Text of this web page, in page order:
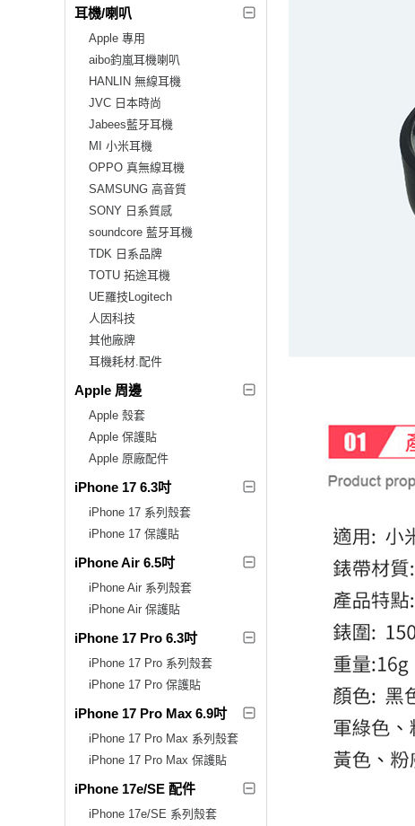
耳機/喇叭
Apple 專用
aibo鈞嵐耳機喇叭
HANLIN 無線耳機
JVC 日本時尚
Jabees藍牙耳機
MI 小米耳機
OPPO 真無線耳機
SAMSUNG 高音質
SONY 日系質感
soundcore 藍牙耳機
TDK 日系品牌
TOTU 拓途耳機
UE羅技Logitech
人因科技
其他廠牌
耳機耗材.配件
Apple 周邊
Apple 殼套
Apple 保護貼
Apple 原廠配件
iPhone 17 6.3吋
iPhone 17 系列殼套
iPhone 17 保護貼
iPhone Air 6.5吋
iPhone Air 系列殼套
iPhone Air 保護貼
iPhone 17 Pro 6.3吋
iPhone 17 Pro 系列殼套
iPhone 17 Pro 保護貼
iPhone 17 Pro Max 6.9吋
iPhone 17 Pro Max 系列殼套
iPhone 17 Pro Max 保護貼
iPhone 17e/SE 配件
iPhone 17e/SE 系列殼套